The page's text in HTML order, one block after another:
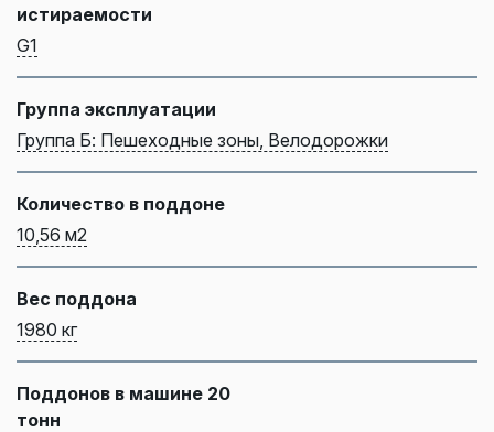
истираемости
G1
Группа эксплуатации
Группа Б: Пешеходные зоны, Велодорожки
Количество в поддоне
10,56 м2
Вес поддона
1980 кг
Поддонов в машине 20
тонн